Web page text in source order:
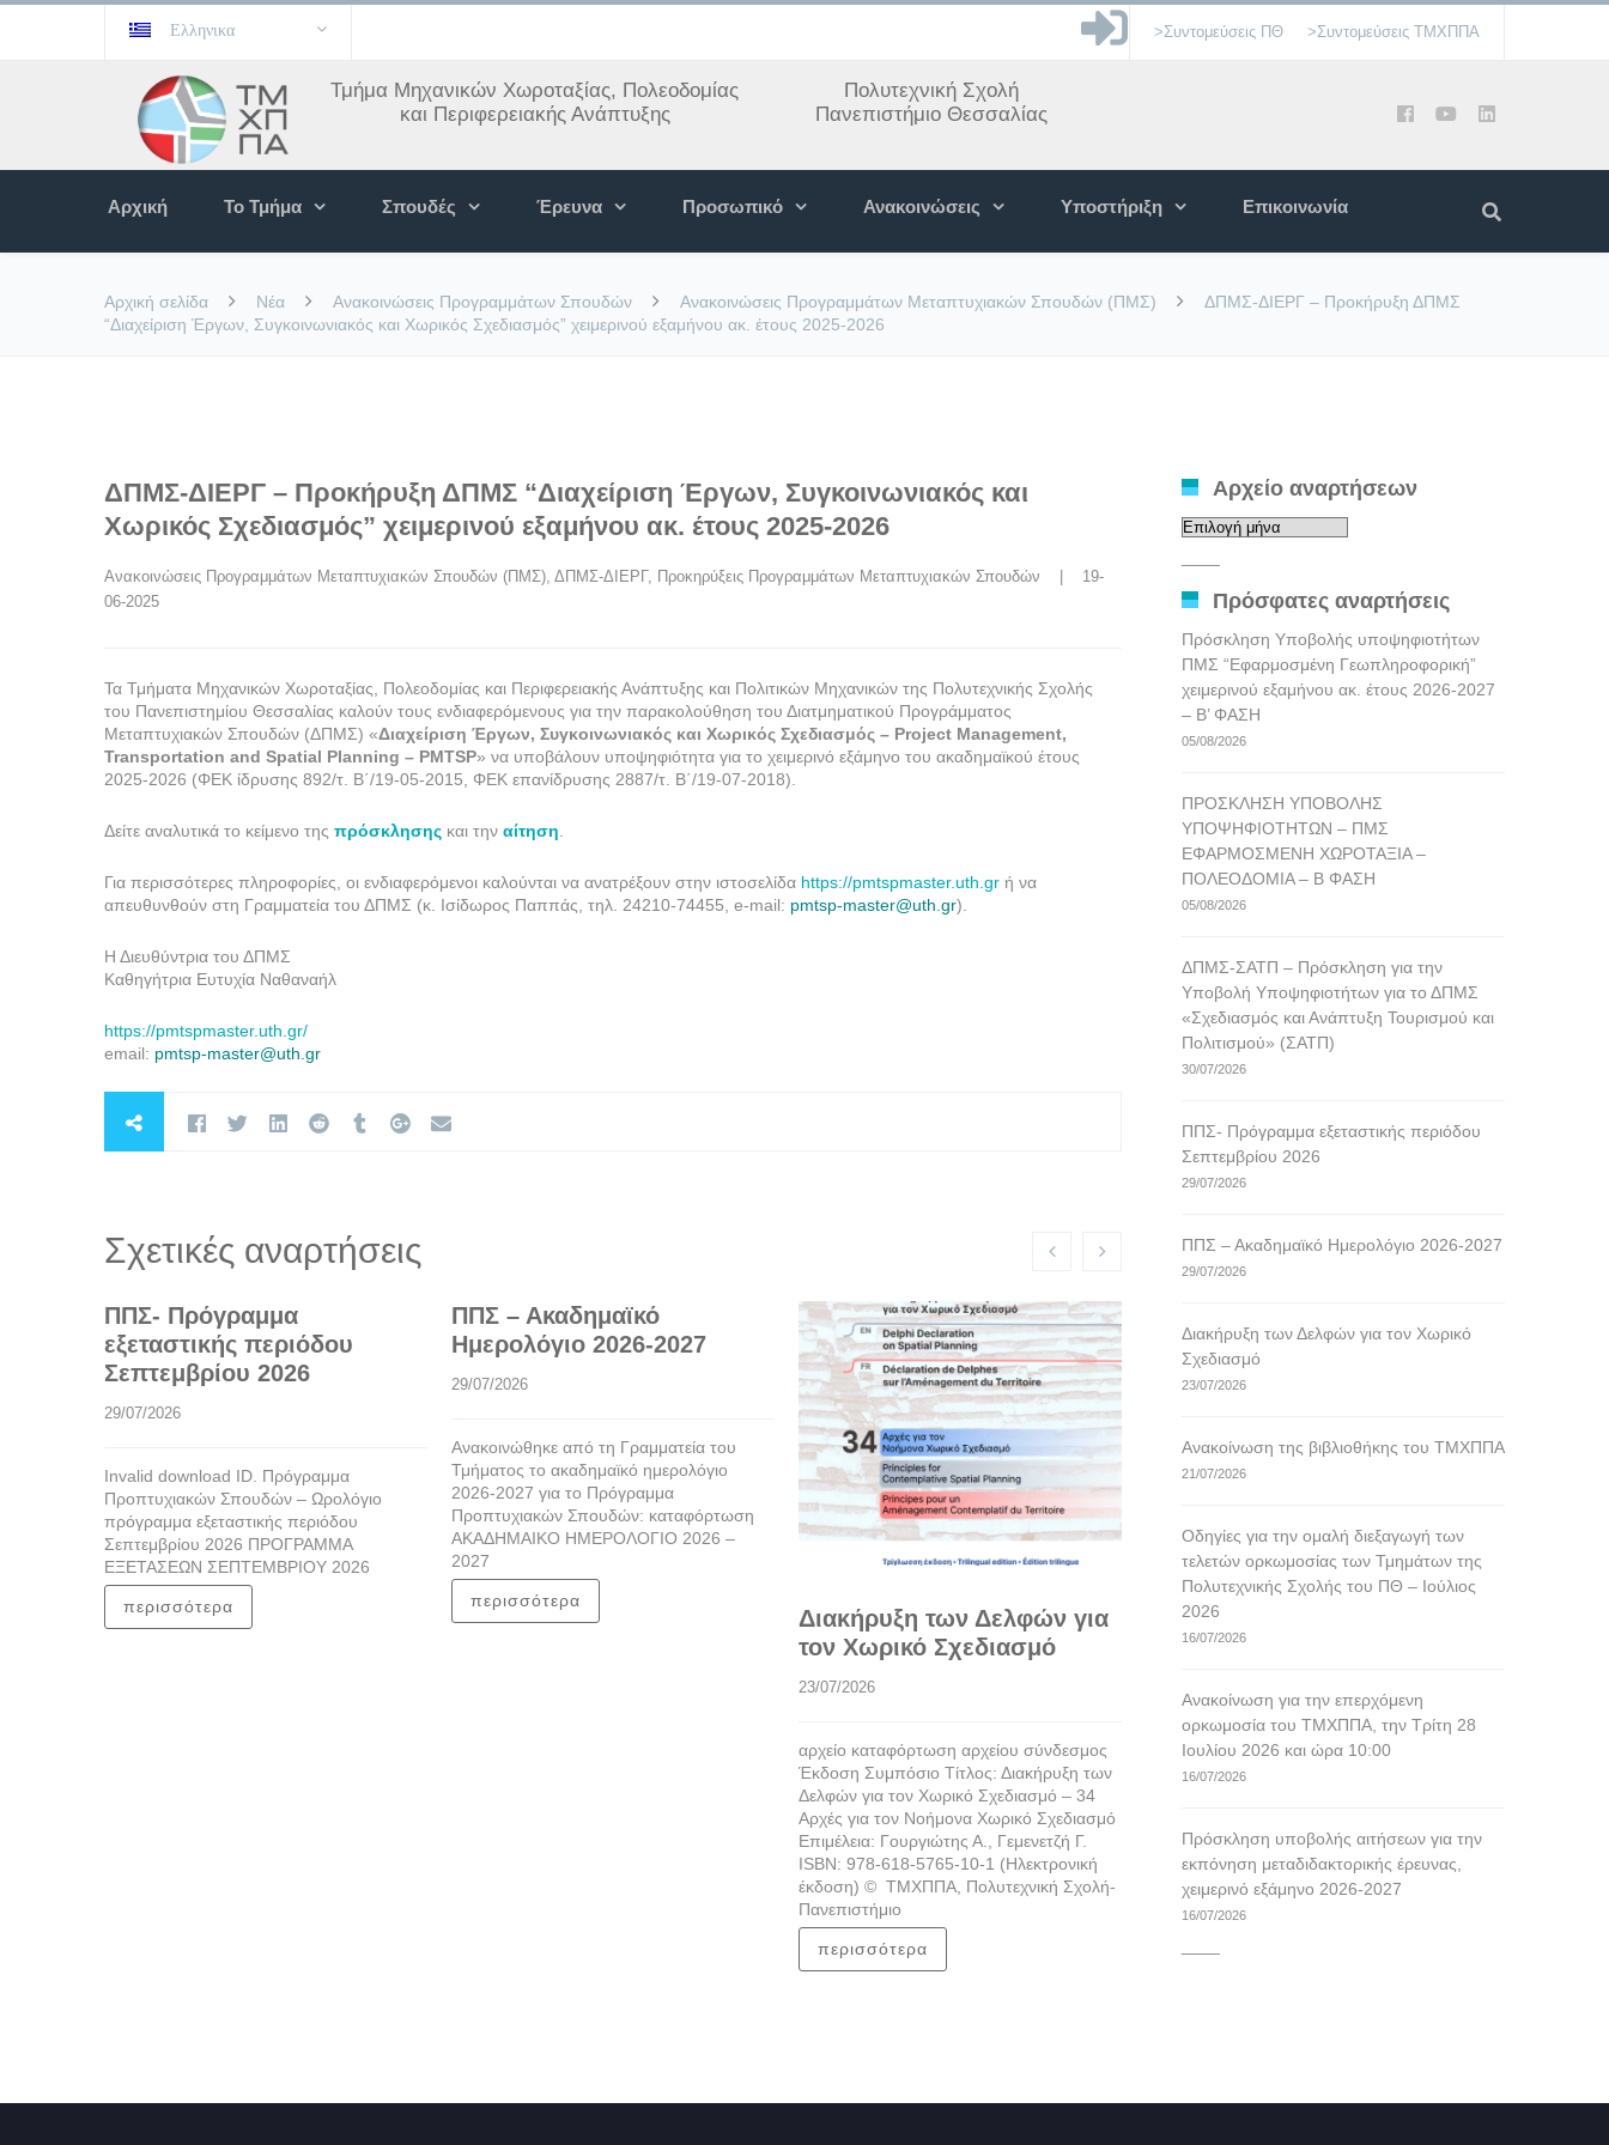
Ελληνικα >Συντομεύσεις ΠΘ >Συντομεύσεις ΤΜΧΠΠΑ
Τμήμα Μηχανικών Χωροταξίας, Πολεοδομίας
και Περιφερειακής Ανάπτυξης
Πολυτεχνική Σχολή
Πανεπιστήμιο Θεσσαλίας
Αρχική Το Τμήμα Σπουδές Έρευνα Προσωπικό Ανακοινώσεις Υποστήριξη Επικοινωνία
Αρχική σελίδα Νέα Ανακοινώσεις Προγραμμάτων Σπουδών Ανακοινώσεις Προγραμμάτων Μεταπτυχιακών Σπουδών (ΠΜΣ)
ΔΠΜΣ-ΔΙΕΡΓ – Προκήρυξη ΔΠΜΣ
“Διαχείριση Έργων, Συγκοινωνιακός και Χωρικός Σχεδιασμός” χειμερινού εξαμήνου ακ. έτους 2025-2026
ΔΠΜΣ-ΔΙΕΡΓ – Προκήρυξη ΔΠΜΣ “Διαχείριση Έργων, Συγκοινωνιακός και
Χωρικός Σχεδιασμός” χειμερινού εξαμήνου ακ. έτους 2025-2026
Ανακοινώσεις Προγραμμάτων Μεταπτυχιακών Σπουδών (ΠΜΣ), ΔΠΜΣ-ΔΙΕΡΓ, Προκηρύξεις Προγραμμάτων Μεταπτυχιακών Σπουδών
    |    19-
06-2025
Τα Τμήματα Μηχανικών Χωροταξίας, Πολεοδομίας και Περιφερειακής Ανάπτυξης και Πολιτικών Μηχανικών της Πολυτεχνικής Σχολής
του Πανεπιστημίου Θεσσαλίας καλούν τους ενδιαφερόμενους για την παρακολούθηση του Διατμηματικού Προγράμματος
Μεταπτυχιακών Σπουδών (ΔΠΜΣ) «Διαχείριση Έργων, Συγκοινωνιακός και Χωρικός Σχεδιασμός – Project Management,
Transportation and Spatial Planning – PMTSP» να υποβάλουν υποψηφιότητα για το χειμερινό εξάμηνο του ακαδημαϊκού έτους
2025-2026 (ΦΕΚ ίδρυσης 892/τ. Β΄/19-05-2015, ΦΕΚ επανίδρυσης 2887/τ. Β΄/19-07-2018).
Δείτε αναλυτικά το κείμενο της πρόσκλησης και την αίτηση
Για περισσότερες πληροφορίες, οι ενδιαφερόμενοι καλούνται να ανατρέξουν στην ιστοσελίδα https://pmtspmaster.uth.gr ή να
απευθυνθούν στη Γραμματεία του ΔΠΜΣ (κ. Ισίδωρος Παππάς, τηλ. 24210-74455, e-mail: pmtsp-master@uth.gr).
Η Διευθύντρια του ΔΠΜΣ
Καθηγήτρια Ευτυχία Ναθαναήλ
https://pmtspmaster.uth.gr/
email: pmtsp-master@uth.gr
Σχετικές αναρτήσεις
ΠΠΣ- Πρόγραμμα
εξεταστικής περιόδου
Σεπτεμβρίου 2026
29/07/2026
Invalid download ID. Πρόγραμμα
Προπτυχιακών Σπουδών – Ωρολόγιο
πρόγραμμα εξεταστικής περιόδου
Σεπτεμβρίου 2026 ΠΡΟΓΡΑΜΜΑ
ΕΞΕΤΑΣΕΩΝ ΣΕΠΤΕΜΒΡΙΟΥ 2026
περισσότερα
ΠΠΣ – Ακαδημαϊκό
Ημερολόγιο 2026-2027
29/07/2026
Ανακοινώθηκε από τη Γραμματεία του
Τμήματος το ακαδημαϊκό ημερολόγιο
2026-2027 για το Πρόγραμμα
Προπτυχιακών Σπουδών: καταφόρτωση
ΑΚΑΔΗΜΑΙΚΟ ΗΜΕΡΟΛΟΓΙΟ 2026 –
2027
περισσότερα
Διακήρυξη των Δελφών για
τον Χωρικό Σχεδιασμό
23/07/2026
αρχείο καταφόρτωση αρχείου σύνδεσμος
Έκδοση Συμπόσιο Τίτλος: Διακήρυξη των
Δελφών για τον Χωρικό Σχεδιασμό – 34
Αρχές για τον Νοήμονα Χωρικό Σχεδιασμό
Επιμέλεια: Γουργιώτης Α., Γεμενετζή Γ.
ISBN: 978-618-5765-10-1 (Ηλεκτρονική
έκδοση) © ΤΜΧΠΠΑ, Πολυτεχνική Σχολή-
Πανεπιστήμιο
περισσότερα
διεξαγωγή των τελετών
ορκωμοσίας των Τμημάτων
16/07/2026
Για την ομαλή διεξαγωγή της Ορκωμοσίας
θα πρέπει να σας ενημερώσουμε και να
σας επιστήσουμε την προσοχή στα
παρακάτω: Οι απόφοιτοι θα φορέσουν
ορκωμοσία απόφοιτοι θα πρέπει να
περισσότερα
16/07/2026
Αρχείο αναρτήσεων
Αρχείο
Πρόσφατες αναρτήσεις
Πρόσκληση Υποβολής υποψηφιοτήτων
ΠΜΣ “Εφαρμοσμένη Γεωπληροφορική”
χειμερινού εξαμήνου ακ. έτους 2026-2027
– Β’ ΦΑΣΗ
05/08/2026
ΠΡΟΣΚΛΗΣΗ ΥΠΟΒΟΛΗΣ
ΥΠΟΨΗΦΙΟΤΗΤΩΝ – ΠΜΣ
ΕΦΑΡΜΟΣΜΕΝΗ ΧΩΡΟΤΑΞΙΑ –
ΠΟΛΕΟΔΟΜΙΑ – Β ΦΑΣΗ
05/08/2026
ΔΠΜΣ-ΣΑΤΠ – Πρόσκληση για την
Υποβολή Υποψηφιοτήτων για το ΔΠΜΣ
«Σχεδιασμός και Ανάπτυξη Τουρισμού και
Πολιτισμού» (ΣΑΤΠ)
30/07/2026
ΠΠΣ- Πρόγραμμα εξεταστικής περιόδου
Σεπτεμβρίου 2026
29/07/2026
ΠΠΣ – Ακαδημαϊκό Ημερολόγιο 2026-2027
29/07/2026
Διακήρυξη των Δελφών για τον Χωρικό
Σχεδιασμό
23/07/2026
Ανακοίνωση της βιβλιοθήκης του ΤΜΧΠΠΑ
21/07/2026
Οδηγίες για την ομαλή διεξαγωγή των
τελετών ορκωμοσίας των Τμημάτων της
Πολυτεχνικής Σχολής του ΠΘ – Ιούλιος
2026
16/07/2026
Ανακοίνωση για την επερχόμενη
ορκωμοσία του ΤΜΧΠΠΑ, την Τρίτη 28
Ιουλίου 2026 και ώρα 10:00
16/07/2026
Πρόσκληση υποβολής αιτήσεων για την
εκπόνηση μεταδιδακτορικής έρευνας,
χειμερινό εξάμηνο 2026-2027
16/07/2026